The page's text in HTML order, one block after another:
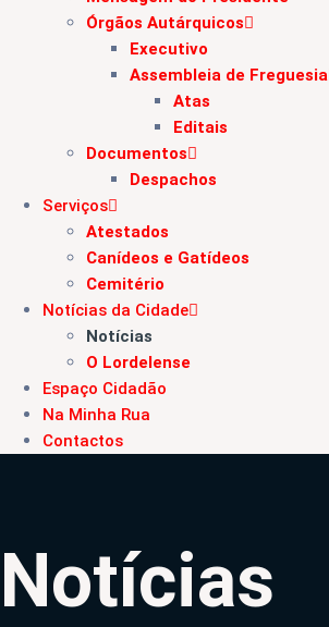
Órgãos Autárquicos
Executivo
Assembleia de Freguesia
Atas
Editais
Documentos
Despachos
Serviços
Atestados
Canídeos e Gatídeos
Cemitério
Notícias da Cidade
Notícias
O Lordelense
Espaço Cidadão
Na Minha Rua
Contactos
Notícias